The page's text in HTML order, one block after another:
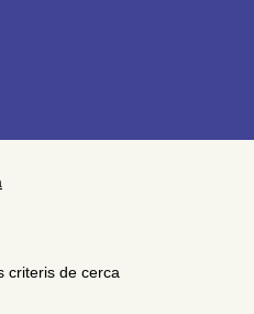
criteris de cerca